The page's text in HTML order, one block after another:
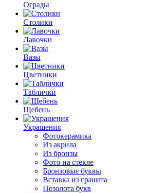
Ограды
Столики
Лавочки
Вазы
Цветники
Таблички
Щебень
Украшения
Фотокерамика
Из акрила
Из бронзы
Фото на стекле
Бронзовые буквы
Вставка из гранита
Позолота букв